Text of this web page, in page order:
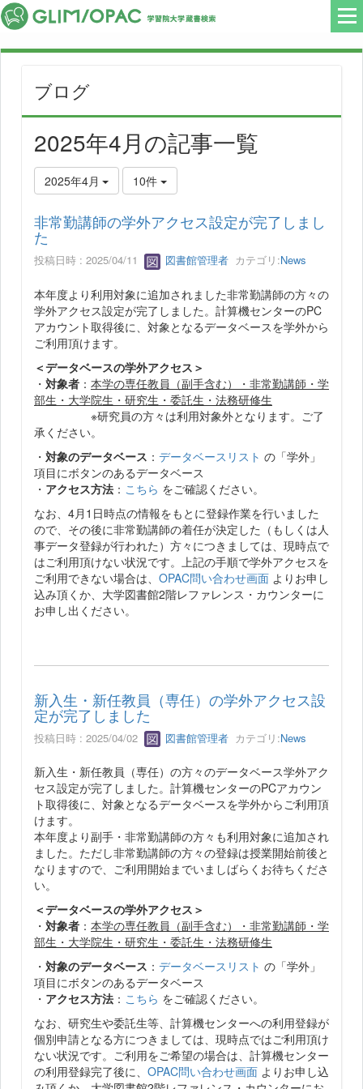
ブログ
2025年4月の記事一覧
2025年4月 10件
非常勤講師の学外アクセス設定が完了しまし
た
投稿日時 : 2025/04/11 図書館管理者 カテゴリ:News
本年度より利用対象に追加されました非常勤講師の方々の
学外アクセス設定が完了しました。計算機センターのPC
アカウント取得後に、対象となるデータベースを学外から
ご利用頂けます。
＜データベースの学外アクセス＞
・ 対象者 ： 本学の専任教員（副手含む）・非常勤講師・学
部生・大学院生・研究生・委託生・法務研修生
※研究員の方々は利用対象外となります。ご了
承ください。
・ 対象のデータベース ： データベースリスト の「学外」
項目にボタンのあるデータベース
・ アクセス方法 ： こちら をご確認ください。
なお、4月1日時点の情報をもとに登録作業を行いました
ので、その後に非常勤講師の着任が決定した（もしくは人
事データ登録が行われた）方々につきましては、現時点で
はご利用頂けない状況です。上記の手順で学外アクセスを
ご利用できない場合は、 OPAC問い合わせ画面 よりお申し
込み頂くか、大学図書館2階レファレンス・カウンターに
お申し出ください。
新入生・新任教員（専任）の学外アクセス設
定が完了しました
投稿日時 : 2025/04/02 図書館管理者 カテゴリ:News
新入生・新任教員（専任）の方々のデータベース学外アク
セス設定が完了しました。計算機センターのPCアカウン
ト取得後に、対象となるデータベースを学外からご利用頂
けます。
本年度より副手・非常勤講師の方々も利用対象に追加され
ました。ただし非常勤講師の方々の登録は授業開始前後と
なりますので、ご利用開始までいましばらくお待ちくださ
い。
＜データベースの学外アクセス＞
・ 対象者 ： 本学の専任教員（副手含む）・非常勤講師・学
部生・大学院生・研究生・委託生・法務研修生
・ 対象のデータベース ： データベースリスト の「学外」
項目にボタンのあるデータベース
・ アクセス方法 ： こちら をご確認ください。
なお、研究生や委託生等、計算機センターへの利用登録が
個別申請となる方につきましては、現時点ではご利用頂け
ない状況です。ご利用をご希望の場合は、計算機センター
の利用登録完了後に、 OPAC問い合わせ画面 よりお申し込